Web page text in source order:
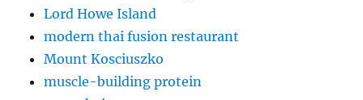
Lord Howe Island
modern thai fusion restaurant
Mount Kosciuszko
muscle-building protein